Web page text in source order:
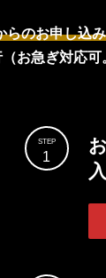
らのお申し込
お急ぎ対応可
STEP
1